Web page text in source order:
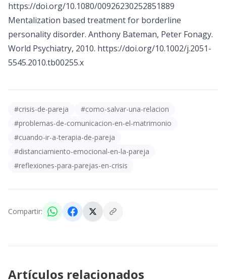
https://doi.org/10.1080/00926230252851889
Mentalization based treatment for borderline
personality disorder. Anthony Bateman, Peter Fonagy.
World Psychiatry, 2010. https://doi.org/10.1002/j.2051-
5545.2010.tb00255.x
#crisis-de-pareja #como-salvar-una-relacion
#problemas-de-comunicacion-en-el-matrimonio
#cuando-ir-a-terapia-de-pareja
#distanciamiento-emocional-en-la-pareja
#reflexiones-para-parejas-en-crisis
Compartir:
Artículos relacionados